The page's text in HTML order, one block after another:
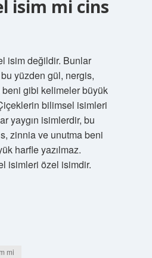
isim mi cins
isim değildir. Bunlar
yüzden gül, nergis,
gibi kelimeler büyük
bilimsel isimleri
yaygın isimlerdir, bu
zinnia ve unutma beni
harfle yazılmaz.
isimleri özel isimdir.
mi